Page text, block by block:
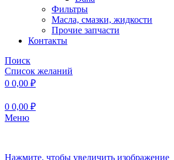
Фильтры
Масла, смазки, жидкости
Прочие запчасти
Контакты
Поиск
Список желаний
0 0,00 ₽
0 0,00 ₽
Меню
Нажмите, чтобы увеличить изображение